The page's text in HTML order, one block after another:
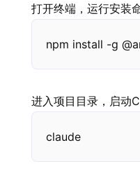
打开终端，运行安装
npm install -g
进入项目目录，启动
claude